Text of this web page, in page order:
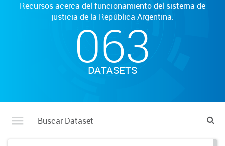
Recursos acerca del funcionamiento del sistema de
justicia de la República Argentina.
063
DATASETS